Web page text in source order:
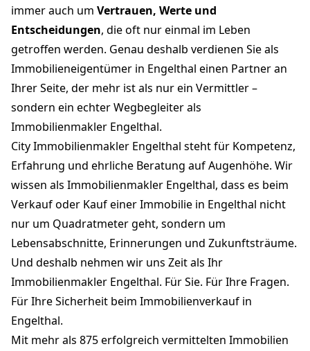
immer auch um Vertrauen, Werte und
Entscheidungen, die oft nur einmal im Leben
getroffen werden. Genau deshalb verdienen Sie als
Immobilieneigentümer in Engelthal einen Partner an
Ihrer Seite, der mehr ist als nur ein Vermittler –
sondern ein echter Wegbegleiter als
Immobilienmakler Engelthal.
City Immobilienmakler Engelthal steht für Kompetenz,
Erfahrung und ehrliche Beratung auf Augenhöhe. Wir
wissen als Immobilienmakler Engelthal, dass es beim
Verkauf oder Kauf einer Immobilie in Engelthal nicht
nur um Quadratmeter geht, sondern um
Lebensabschnitte, Erinnerungen und Zukunftsträume.
Und deshalb nehmen wir uns Zeit als Ihr
Immobilienmakler Engelthal. Für Sie. Für Ihre Fragen.
Für Ihre Sicherheit beim Immobilienverkauf in
Engelthal.
Mit mehr als 875 erfolgreich vermittelten Immobilien